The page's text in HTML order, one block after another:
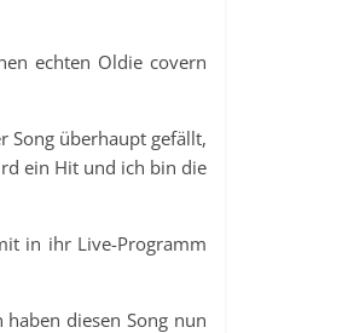
echten Oldie covern
Song überhaupt gefällt,
ein Hit und ich bin die
in ihr Live-Programm
diesen Song nun